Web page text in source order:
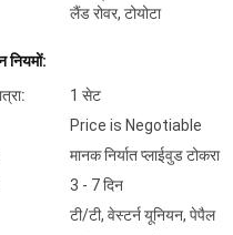
लैंड रोवर, टोयोटा
नियमों:
1 सेट
Price is Negotiable
मानक निर्यात प्लाईवुड टोकरा
3 - 7 दिन
टी/टी, वेस्टर्न यूनियन, पेपैल